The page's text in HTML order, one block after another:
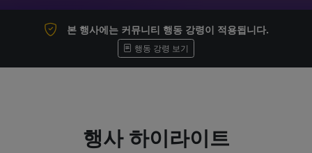
본 행사에는 커뮤니티 행동 강령이 적용됩니다.
행동 강령 보기
행사 하이라이트